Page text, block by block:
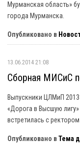
Мурманская область»
города Мурманска.
Опубликовано в
13.06.2014 21:08
Сборная МИСиС
Выпускники ЦЛМиП 2013
«Дорога в Высшую
встретилась с ректором
Опубликовано вТема